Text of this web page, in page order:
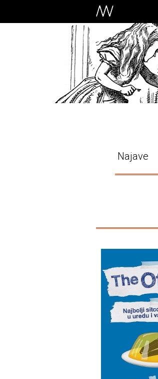
Najave